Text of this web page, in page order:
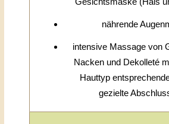
nährende
intensive Massage von
Nacken und Dekolleté
Hauttyp
gezielte